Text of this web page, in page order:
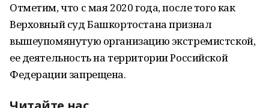
Отметим, что с мая 2020 года, после того как
Верховный суд Башкортостана признал
вышеупомянутую организацию экстремистской,
ее деятельность на территории Российской
Федерации запрещена.